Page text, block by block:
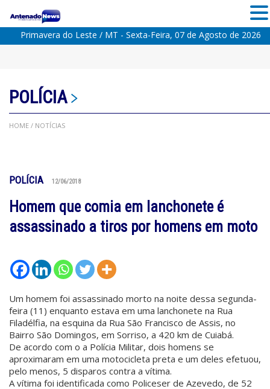
Primavera do Leste / MT - Sexta-Feira, 07 de Agosto de 2026
POLÍCIA
HOME / NOTÍCIAS
POLÍCIA 12/06/2018
Homem que comia em lanchonete é
assassinado a tiros por homens em moto
Um homem foi assassinado morto na noite dessa segunda-
feira (11) enquanto estava em uma lanchonete na Rua
Filadélfia, na esquina da Rua São Francisco de Assis, no
Bairro São Domingos, em Sorriso, a 420 km de Cuiabá.
De acordo com o a Polícia Militar, dois homens se
aproximaram em uma motocicleta preta e um deles efetuou,
pelo menos, 5 disparos contra a vítima.
A vítima foi identificada como Policeser de Azevedo, de 52